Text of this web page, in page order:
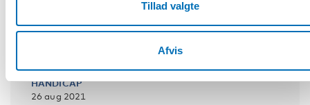
Tillad valgte
Afvis
HANDICAP
26 aug 2021